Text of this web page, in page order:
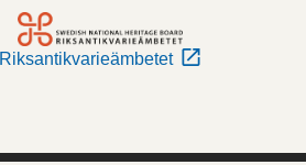
Riksantikvarieämbetet